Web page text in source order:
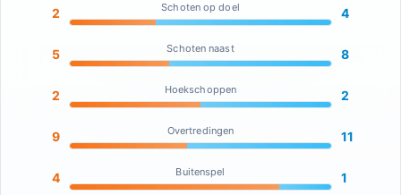
2 Schoten op doel 4
5 Schoten naast 8
2 Hoekschoppen 2
9 Overtredingen 11
4 Buitenspel 1